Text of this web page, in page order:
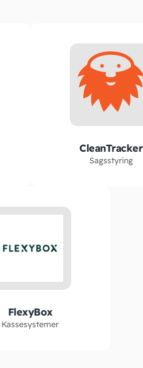
CleanTracker
Sagsstyring
FlexyBox
Kassesystemer